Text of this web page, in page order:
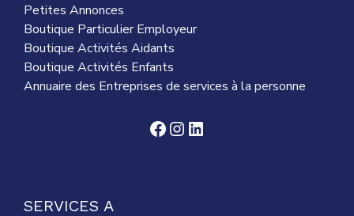
Petites Annonces
Boutique Particulier Employeur
Boutique Activités Aidants
Boutique Activités Enfants
Annuaire des Entreprises de services à la personne
Facebook
Instagram
LinkedIn
SERVICES A